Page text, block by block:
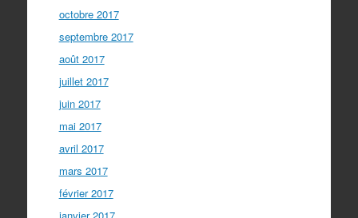
octobre 2017
septembre 2017
août 2017
juillet 2017
juin 2017
mai 2017
avril 2017
mars 2017
février 2017